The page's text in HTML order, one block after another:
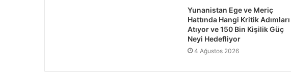
Yunanistan Ege ve Meriç
Hattında Hangi Kritik Adımları
Atıyor ve 150 Bin Kişilik Güç
Neyi Hedefliyor
4 Ağustos 2026